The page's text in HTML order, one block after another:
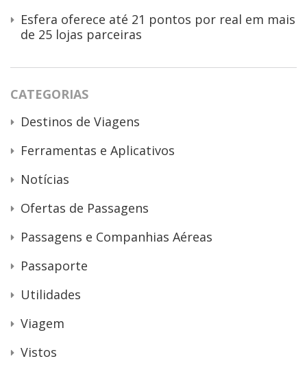
Esfera oferece até 21 pontos por real em mais
de 25 lojas parceiras
CATEGORIAS
Destinos de Viagens
Ferramentas e Aplicativos
Notícias
Ofertas de Passagens
Passagens e Companhias Aéreas
Passaporte
Utilidades
Viagem
Vistos